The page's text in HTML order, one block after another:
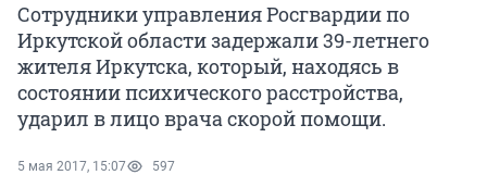
Сотрудники управления Росгвардии по
Иркутской области задержали 39-летнего
жителя Иркутска, который, находясь в
состоянии психического расстройства,
ударил в лицо врача скорой помощи.
5 мая 2017, 15:07 597